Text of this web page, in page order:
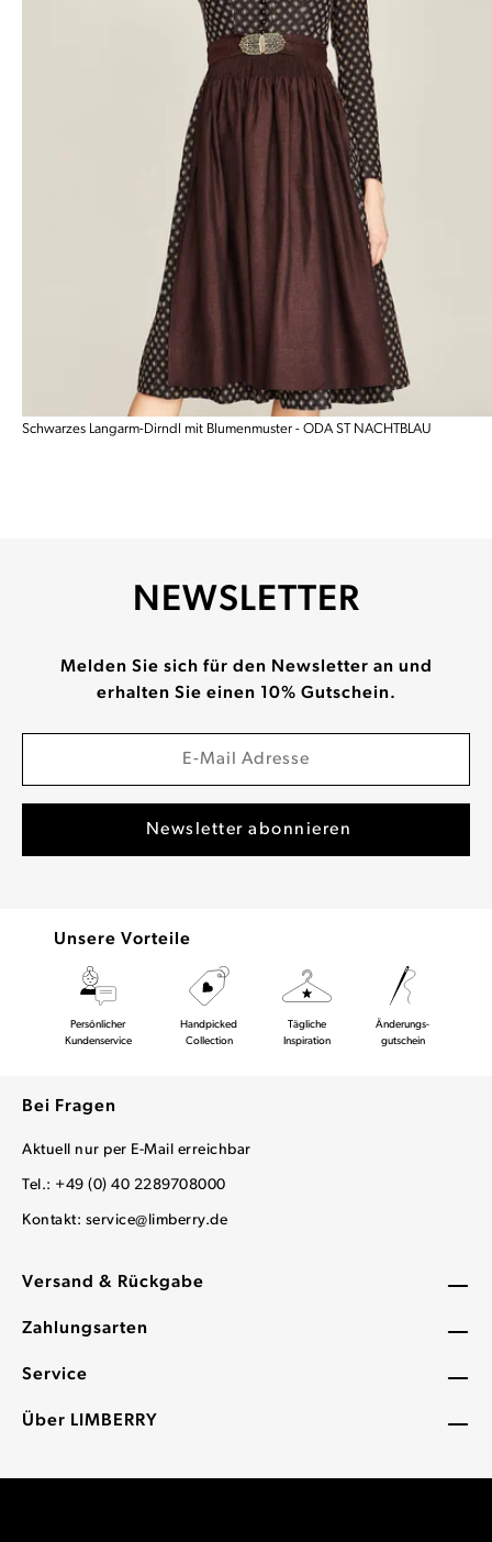
Schwarzes Langarm-Dirndl mit Blumenmuster - ODA ST NACHTBLAU
Versand & Rückgabe
Zahlungsarten
Service
Über LIMBERRY
NEWSLETTER
Melden Sie sich für den Newsletter an und
erhalten Sie einen 10% Gutschein.
Unsere Vorteile
Persönlicher
Kundenservice
Handpicked
Collection
Tägliche
Inspiration
Änderungs-
gutschein
Bei Fragen
Aktuell nur per E-Mail erreichbar
Tel.: +49 (0) 40 2289708000
Kontakt: service@limberry.de